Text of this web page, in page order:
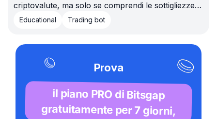
criptovalute, ma solo se comprendi le sottigliezze di
questo mercato volatile prima di buttarti.
Educational Trading bot
Prova
il piano PRO di Bitsgap
gratuitamente per 7 giorni,